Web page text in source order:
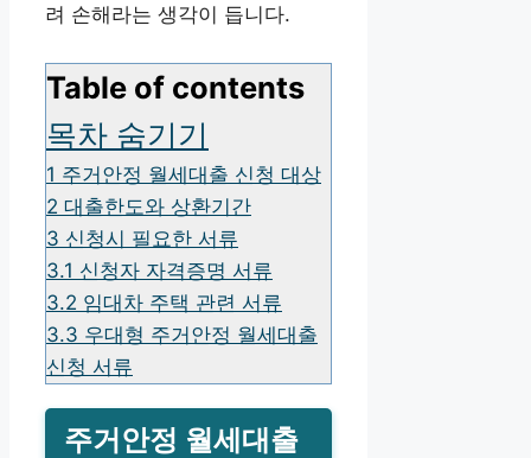
려 손해라는 생각이 듭니다.
Table of contents
목차 숨기기
1 주거안정 월세대출 신청 대상
2 대출한도와 상환기간
3 신청시 필요한 서류
3.1 신청자 자격증명 서류
3.2 임대차 주택 관련 서류
3.3 우대형 주거안정 월세대출
신청 서류
주거안정 월세대출